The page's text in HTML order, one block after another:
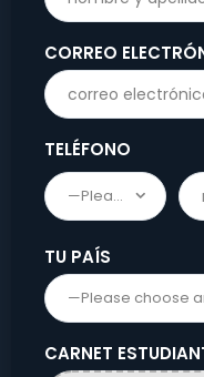
CORREO
TELÉFONO
—Please choose an option—
TU PAÍS
—Please choose
CARNET